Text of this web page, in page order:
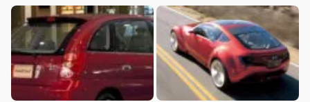
採用し380万円～02年にマ
イナーチェンジ！【今日は
何の日？8月5日】
230万円で3代目に追加【今
日は何の日？8月4日】